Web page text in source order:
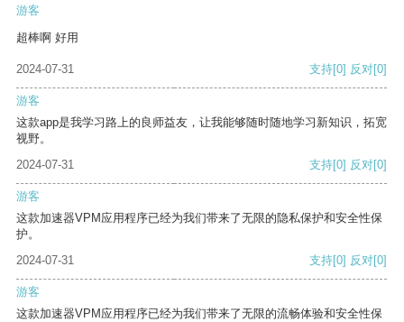
游客
超棒啊 好用
2024-07-31 支持[0] 反对[0]
游客
这款app是我学习路上的良师益友，让我能够随时随地学习新知识，拓宽
视野。
2024-07-31
支持[0] 反对[0]
游客
这款加速器VPM应用程序已经为我们带来了无限的隐私保护和安全性保
护。
2024-07-31
支持[0] 反对[0]
游客
这款加速器VPM应用程序已经为我们带来了无限的流畅体验和安全性保